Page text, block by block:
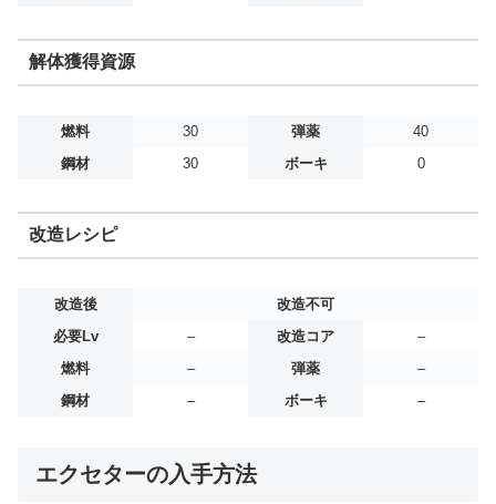
解体獲得資源
燃料 30 弾薬
40
鋼材
30 ボーキ 0
改造レシピ
改造後
改造不可
必要Lv
– 改造コア
–
燃料
– 弾薬
–
鋼材
– ボーキ –
エクセターの入手方法